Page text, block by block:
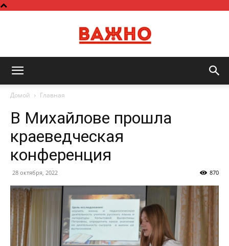
Домой Главная
В Михайлове прошла
краеведческая
конференция
28 октября, 2022 870